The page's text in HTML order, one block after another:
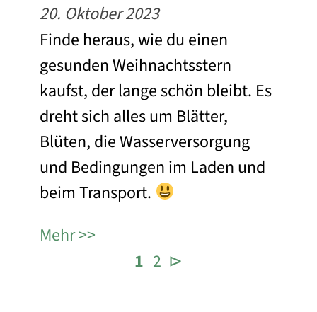
20. Oktober 2023
Finde heraus, wie du einen
gesunden Weihnachtsstern
kaufst, der lange schön bleibt. Es
dreht sich alles um Blätter,
Blüten, die Wasserversorgung
und Bedingungen im Laden und
beim Transport.
Mehr
1 2 ⊳